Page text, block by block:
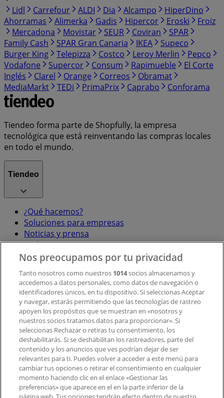
Lidl
Carrefour ALDI Dia Alcampo
HiperDino
Ahorramas
Alimerka Gadis Hipercor Eroski
Froiz
Mercadona
Movistar SEUR Coviran
SPAR
Family Cash
SPAR Gran Canaria IKEA
Supeco
Burger King
Telepizza Costco Leroy Merlin
Pepco
Vodafone
Supercor Consum Rapimueble
El Corte
Inglés
Clarel Orange Correos
Obramat
MediaMarkt
TEDi PrimaPrix Caprabo Conforama
Tiendeo forma parte de Shopfully, la empresa
tecnológica que está reinventando las compras locales
en todo el mundo.
Tiendeo
¿Qué hacemos?
Soluciones para empresas
Noticias y prensa
Trabaja con nosotros
Contacto
Contacto comercial y de marketing
Tienda mal colocada en el mapa
Notificar un folleto
¿Encontraste un problema en la web o en la
aplicación?
Índices
Nos preocupamos por tu privacidad
Tanto nosotros como nuestros 1014socios almacenamos y
accedemos a datos personales, como datos de navegación o
identificadores únicos, en tu dispositivo. Si seleccionas Aceptar
y navegar, estarás permitiendo que las tecnologías de rastreo
apoyen los propósitos que se muestran en «nosotros y
nuestros socios tratamos datos para proporcionar». Si
seleccionas Rechazar o retiras tu consentimiento, los
deshabilitarás. Si se deshabilitan los rastreadores, parte del
contenido y los anuncios que ves podrían dejar de ser
relevantes para ti. Puedes volver a acceder a este menú para
cambiar tus opciones o retirar el consentimiento en cualquier
momento haciendo clic en el enlace «Gestionar las
preferencias» que aparece en el en la parte inferior de la